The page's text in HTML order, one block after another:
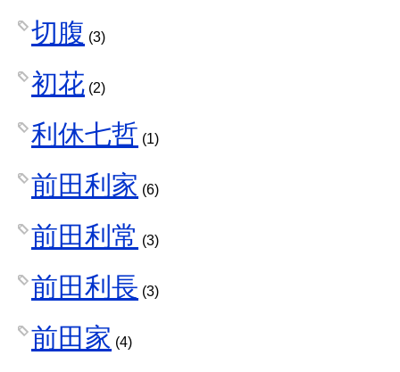
切腹 (3)
初花 (2)
利休七哲 (1)
前田利家 (6)
前田利常 (3)
前田利長 (3)
前田家 (4)